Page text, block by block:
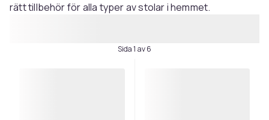
rätt tillbehör för alla typer av stolar i hemmet.
Sida 1 av 6